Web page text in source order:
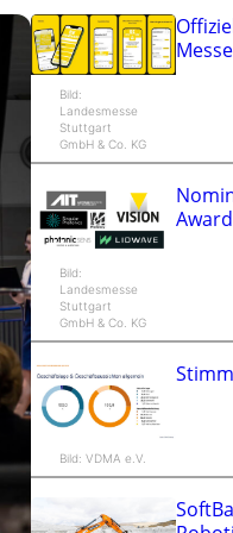
u
n
d
p
c
t
r
Bild:
Landesmesse
Stuttgart
GmbH & Co. KG
Bild:
Landesmesse
Stuttgart
GmbH & Co. KG
Bild: VDMA e.V.